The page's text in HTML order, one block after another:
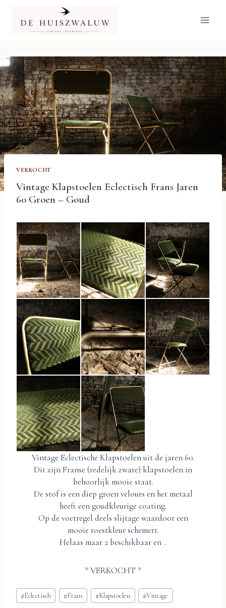
inhoud
VERKOCHT
Vintage Klapstoelen Eclectisch Frans Jaren
60 Groen – Goud
Vintage Eclectische Klapstoelen uit de jaren 60.
Dit zijn Franse (redelijk zware) klapstoelen in
behoorlijk mooie staat.
De stof is een diep groen velours en het metaal
heeft een goudkleurige coating.
Op de voetregel deels slijtage waardoor een
mooie roestkleur schemert.
Helaas maar 2 beschikbaar en ..
* VERKOCHT *
Bericht
tags:
#Eclectisch #Frans #Klapstoelen #Vintage